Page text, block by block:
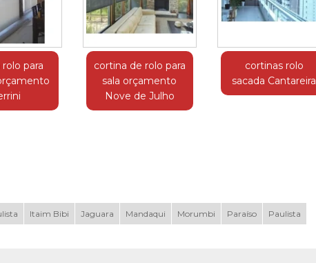
para
cortina de rolo para
sala orçamento
Nove de Julho
cortinas rolo
sacada Cantareira
Itaim Bibi Jaguara Mandaqui Morumbi Paraíso Paulista